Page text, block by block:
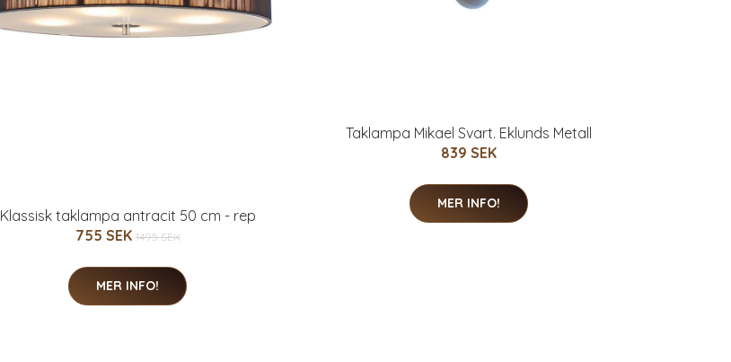
Klassisk taklampa antracit 50 cm - rep
755 SEK 1495 SEK
MER INFO!
Taklampa Mikael Svart. Eklunds Metall
839 SEK
MER INFO!